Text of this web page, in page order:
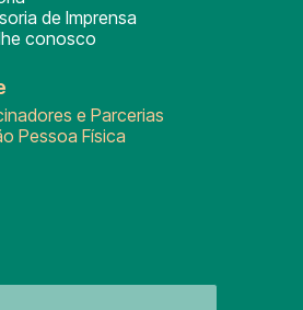
de Imprensa
conosco
e Parcerias
Pessoa Física